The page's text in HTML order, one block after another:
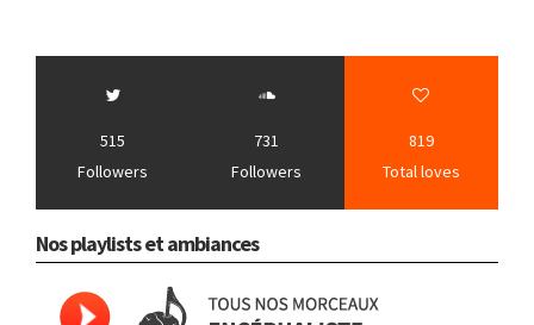
515
Followers
731
Followers
819
Total loves
Nos playlists et ambiances